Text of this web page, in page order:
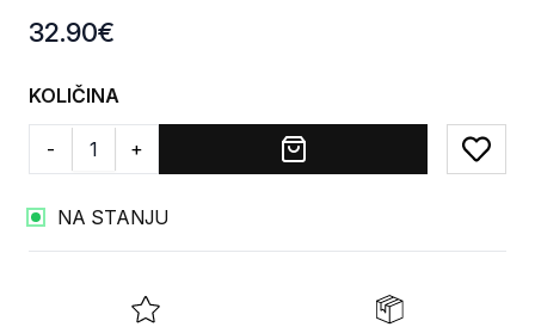
Product information
32.90€
KOLIČINA
- +
Add
NA STANJU